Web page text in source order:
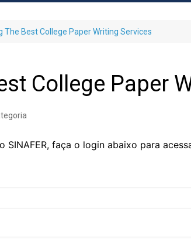
The Best College Paper Writing Services
College Paper
SINAFER, faça o login abaixo para